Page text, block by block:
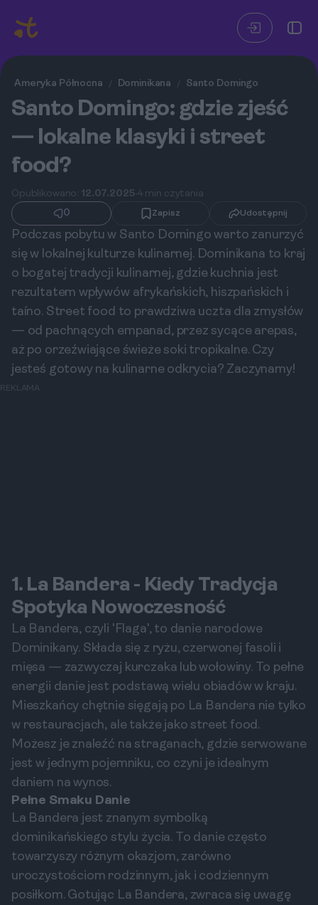
Ameryka Północna / Dominikana / Santo Domingo
Santo Domingo: gdzie zjeść
— lokalne klasyki i street
food?
Opublikowano: 12.07.2025 4 min czytania
0
Zapisz Udostępnij
Podczas pobytu w Santo Domingo warto zanurzyć
się w lokalnej kulturze kulinarnej. Dominikana to kraj
o bogatej tradycji kulinarnej, gdzie kuchnia jest
rezultatem wpływów afrykańskich, hiszpańskich i
taíno. Street food to prawdziwa uczta dla zmysłów
— od pachnących empanad, przez sycące arepas,
aż po orzeźwiające świeże soki tropikalne. Czy
jesteś gotowy na kulinarne odkrycia? Zaczynamy!
REKLAMA
1. La Bandera - Kiedy Tradycja
Spotyka Nowoczesność
La Bandera, czyli 'Flaga', to danie narodowe
Dominikany. Składa się z ryżu, czerwonej fasoli i
mięsa — zazwyczaj kurczaka lub wołowiny. To pełne
energii danie jest podstawą wielu obiadów w kraju.
Mieszkańcy chętnie sięgają po La Bandera nie tylko
w restauracjach, ale także jako street food.
Możesz je znaleźć na straganach, gdzie serwowane
jest w jednym pojemniku, co czyni je idealnym
daniem na wynos.
Pełne Smaku Danie
La Bandera jest znanym symbolką
dominikańskiego stylu życia. To danie często
towarzyszy różnym okazjom, zarówno
uroczystościom rodzinnym, jak i codziennym
posiłkom. Gotując La Bandera, zwraca się uwagę